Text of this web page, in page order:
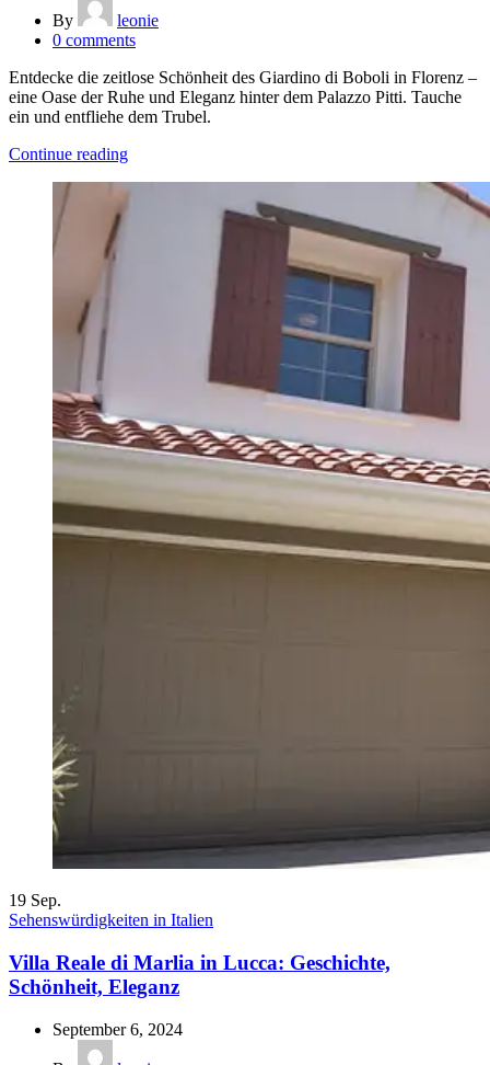
By
leonie
0 comments
Entdecke die zeitlose Schönheit des Giardino di Boboli in Florenz –
eine Oase der Ruhe und Eleganz hinter dem Palazzo Pitti. Tauche
ein und entfliehe dem Trubel.
Continue reading
19 Sep.
Sehenswürdigkeiten in Italien
Villa Reale di Marlia in Lucca: Geschichte,
Schönheit, Eleganz
September 6, 2024